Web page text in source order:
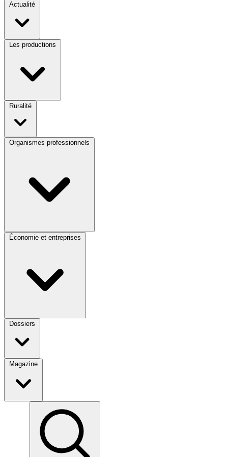
Actualité
Les productions
Ruralité
Organismes professionnels
Économie et entreprises
Dossiers
Magazine